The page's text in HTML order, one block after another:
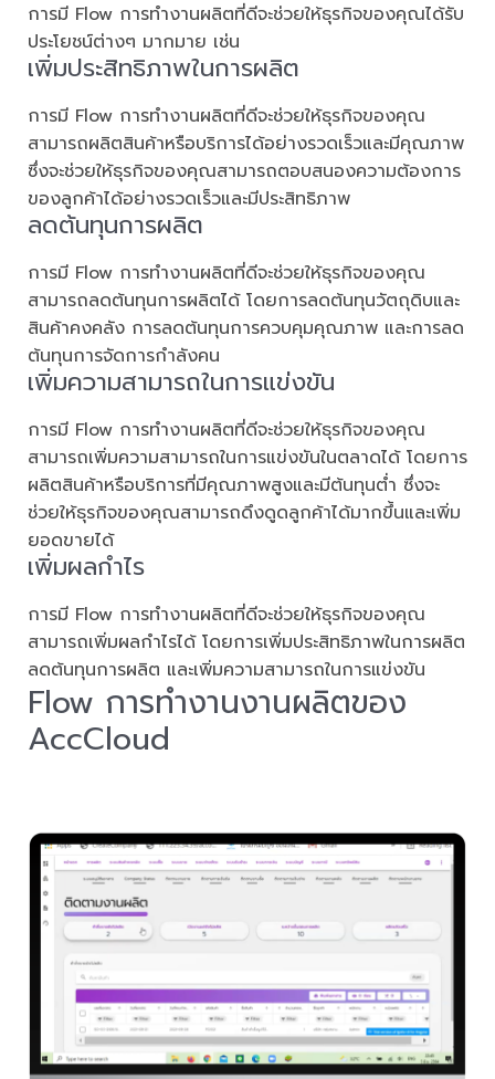
การมี Flow การทำงานผลิตที่ดีจะช่วยให้ธุรกิจของคุณได้รับ
ประโยชน์ต่างๆ มากมาย เช่น
เพิ่มประสิทธิภาพในการผลิต
การมี Flow การทำงานผลิตที่ดีจะช่วยให้ธุรกิจของคุณ
สามารถผลิตสินค้าหรือบริการได้อย่างรวดเร็วและมีคุณภาพ
ซึ่งจะช่วยให้ธุรกิจของคุณสามารถตอบสนองความต้องการ
ของลูกค้าได้อย่างรวดเร็วและมีประสิทธิภาพ
ลดต้นทุนการผลิต
การมี Flow การทำงานผลิตที่ดีจะช่วยให้ธุรกิจของคุณ
สามารถลดต้นทุนการผลิตได้ โดยการลดต้นทุนวัตถุดิบและ
สินค้าคงคลัง การลดต้นทุนการควบคุมคุณภาพ และการลด
ต้นทุนการจัดการกำลังคน
เพิ่มความสามารถในการแข่งขัน
การมี Flow การทำงานผลิตที่ดีจะช่วยให้ธุรกิจของคุณ
สามารถเพิ่มความสามารถในการแข่งขันในตลาดได้ โดยการ
ผลิตสินค้าหรือบริการที่มีคุณภาพสูงและมีต้นทุนต่ำ ซึ่งจะ
ช่วยให้ธุรกิจของคุณสามารถดึงดูดลูกค้าได้มากขึ้นและเพิ่ม
ยอดขายได้
เพิ่มผลกำไร
การมี Flow การทำงานผลิตที่ดีจะช่วยให้ธุรกิจของคุณ
สามารถเพิ่มผลกำไรได้ โดยการเพิ่มประสิทธิภาพในการผลิต
ลดต้นทุนการผลิต และเพิ่มความสามารถในการแข่งขัน
Flow การทำงานงานผลิตของ
AccCloud